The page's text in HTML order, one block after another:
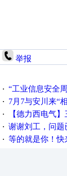
举报
· “工业信息安全周之我见”
· 7月7与安川来“
· 【德力西电气】三
· 谢谢刘工，问题
· 等的就是你！快来